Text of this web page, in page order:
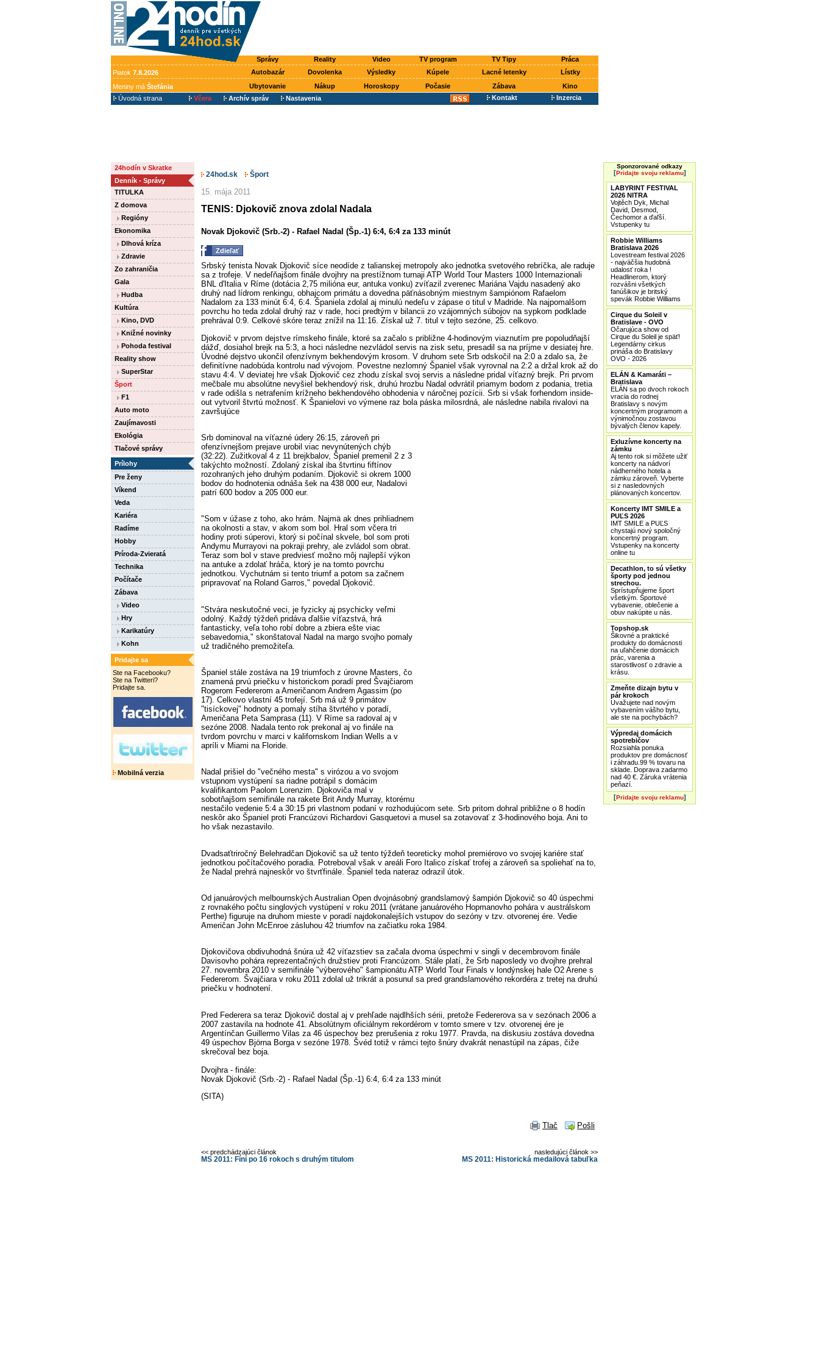
Správy Reality Video TV program TV Tipy
Práca
Piatok 7.8.2026 Autobazár Dovolenka Výsledky Kúpele Lacné letenky
Lístky
Meniny má Štefánia Ubytovanie Nákup Horoskopy Počasie Zábava
Kino
Úvodná strana
Včera Archív správ Nastavenia Kontakt Inzercia
24hodín v Skratke
Denník - Správy
TITULKA
Z domova
Regióny
Ekonomika
Dlhová kríza
Zdravie
Zo zahraničia
Gala
Hudba
Kultúra
Kino, DVD
Knižné novinky
Pohoda festival
Reality show
SuperStar
Šport
F1
Auto moto
Zaujímavosti
Ekológia
Tlačové správy
Prílohy
Pre ženy
Víkend
Veda
Kariéra
Radíme
Hobby
Príroda-Zvieratá
Technika
Počítače
Zábava
Video
Hry
Karikatúry
Kohn
Pridajte sa
Ste na Facebooku?
Ste na Twitteri?
Pridajte sa.
Mobilná verzia
24hod.sk Šport
15. mája 2011
TENIS: Djokovič znova zdolal Nadala
Novak Djokovič (Srb.-2) - Rafael Nadal (Šp.-1) 6:4, 6:4 za 133 minút
Zdieľať
Srbský tenista Novak Djokovič síce neodíde z talianskej metropoly ako jednotka svetového rebríčka, ale raduje
sa z trofeje. V nedeľňajšom finále dvojhry na prestížnom turnaji ATP World Tour Masters 1000 Internazionali
BNL d'Italia v Ríme (dotácia 2,75 milióna eur, antuka vonku) zvíťazil zverenec Mariána Vajdu nasadený ako
druhý nad lídrom renkingu, obhajcom primátu a dovedna päťnásobným miestnym šampiónom Rafaelom
Nadalom za 133 minút 6:4, 6:4. Španiela zdolal aj minulú nedeľu v zápase o titul v Madride. Na najpomalšom
povrchu ho teda zdolal druhý raz v rade, hoci predtým v bilancii zo vzájomných súbojov na sypkom podklade
prehrával 0:9. Celkové skóre teraz znížil na 11:16. Získal už 7. titul v tejto sezóne, 25. celkovo.
Djokovič v prvom dejstve rímskeho finále, ktoré sa začalo s približne 4-hodinovým viaznutím pre popoludňajší
dážď, dosiahol brejk na 5:3, a hoci následne nezvládol servis na zisk setu, presadil sa na príjme v desiatej hre.
Úvodné dejstvo ukončil ofenzívnym bekhendovým krosom. V druhom sete Srb odskočil na 2:0 a zdalo sa, že
definitívne nadobúda kontrolu nad vývojom. Povestne nezlomný Španiel však vyrovnal na 2:2 a držal krok až do
stavu 4:4. V deviatej hre však Djokovič cez zhodu získal svoj servis a následne pridal víťazný brejk. Pri prvom
mečbale mu absolútne nevyšiel bekhendový risk, druhú hrozbu Nadal odvrátil priamym bodom z podania, tretia
v rade odišla s netrafením krížneho bekhendového obhodenia v náročnej pozícii. Srb si však forhendom inside-
out vytvoril štvrtú možnosť. K Španielovi vo výmene raz bola páska milosrdná, ale následne nabila rivalovi na
završujúce
Srb dominoval na víťazné údery 26:15, zároveň pri
ofenzívnejšom prejave urobil viac nevynútených chýb
(32:22). Zužitkoval 4 z 11 brejkbalov, Španiel premenil 2 z 3
takýchto možností. Zdolaný získal iba štvrtinu fiftínov
rozohraných jeho druhým podaním. Djokovič si okrem 1000
bodov do hodnotenia odnáša šek na 438 000 eur, Nadalovi
patrí 600 bodov a 205 000 eur.
"Som v úžase z toho, ako hrám. Najmä ak dnes prihliadnem
na okolnosti a stav, v akom som bol. Hral som včera tri
hodiny proti súperovi, ktorý si počínal skvele, bol som proti
Andymu Murrayovi na pokraji prehry, ale zvládol som obrat.
Teraz som bol v stave predviesť možno môj najlepší výkon
na antuke a zdolať hráča, ktorý je na tomto povrchu
jednotkou. Vychutnám si tento triumf a potom sa začnem
pripravovať na Roland Garros," povedal Djokovič.
"Stvára neskutočné veci, je fyzicky aj psychicky veľmi
odolný. Každý týždeň pridáva ďalšie víťazstvá, hrá
fantasticky, veľa toho robí dobre a zbiera ešte viac
sebavedomia," skonštatoval Nadal na margo svojho pomaly
už tradičného premožiteľa.
Španiel stále zostáva na 19 triumfoch z úrovne Masters, čo
znamená prvú priečku v historickom poradí pred Švajčiarom
Rogerom Federerom a Američanom Andrem Agassim (po
17). Celkovo vlastní 45 trofejí. Srb má už 9 primátov
"tisíckovej" hodnoty a pomaly stíha štvrtého v poradí,
Američana Peta Samprasa (11). V Ríme sa radoval aj v
sezóne 2008. Nadala tento rok prekonal aj vo finále na
tvrdom povrchu v marci v kalifornskom Indian Wells a v
apríli v Miami na Floride.
Nadal prišiel do "večného mesta" s virózou a vo svojom
vstupnom vystúpení sa riadne potrápil s domácim
kvalifikantom Paolom Lorenzim. Djokoviča mal v
sobotňajšom semifinále na rakete Brit Andy Murray, ktorému
nestačilo vedenie 5:4 a 30:15 pri vlastnom podaní v rozhodujúcom sete. Srb pritom dohral približne o 8 hodín
neskôr ako Španiel proti Francúzovi Richardovi Gasquetovi a musel sa zotavovať z 3-hodinového boja. Ani to
ho však nezastavilo.
Dvadsaťtriročný Belehradčan Djokovič sa už tento týždeň teoreticky mohol premiérovo vo svojej kariére stať
jednotkou počítačového poradia. Potreboval však v areáli Foro Italico získať trofej a zároveň sa spoliehať na to,
že Nadal prehrá najneskôr vo štvrťfinále. Španiel teda nateraz odrazil útok.
Od januárových melbournských Australian Open dvojnásobný grandslamový šampión Djokovič so 40 úspechmi
z rovnakého počtu singlových vystúpení v roku 2011 (vrátane januárového Hopmanovho pohára v austrálskom
Perthe) figuruje na druhom mieste v poradí najdokonalejších vstupov do sezóny v tzv. otvorenej ére. Vedie
Američan John McEnroe zásluhou 42 triumfov na začiatku roka 1984.
Djokovičova obdivuhodná šnúra už 42 víťazstiev sa začala dvoma úspechmi v singli v decembrovom finále
Davisovho pohára reprezentačných družstiev proti Francúzom. Stále platí, že Srb naposledy vo dvojhre prehral
27. novembra 2010 v semifinále "výberového" šampionátu ATP World Tour Finals v londýnskej hale O2 Arene s
Federerom. Švajčiara v roku 2011 zdolal už trikrát a posunul sa pred grandslamového rekordéra z tretej na druhú
priečku v hodnotení.
Pred Federera sa teraz Djokovič dostal aj v prehľade najdlhších sérii, pretože Federerova sa v sezónach 2006 a
2007 zastavila na hodnote 41. Absolútnym oficiálnym rekordérom v tomto smere v tzv. otvorenej ére je
Argentínčan Guillermo Vilas za 46 úspechov bez prerušenia z roku 1977. Pravda, na diskusiu zostáva dovedna
49 úspechov Björna Borga v sezóne 1978. Švéd totiž v rámci tejto šnúry dvakrát nenastúpil na zápas, čiže
skrečoval bez boja.
Dvojhra - finále:
Novak Djokovič (Srb.-2) - Rafael Nadal (Šp.-1) 6:4, 6:4 za 133 minút
(SITA)
Tlač Pošli
nasledujúci článok >>
MS 2011: Historická medailová tabuľka
<< predchádzajúci článok
MS 2011: Fíni po 16 rokoch s druhým titulom
Sponzorované odkazy
[Pridajte svoju reklamu]
LABYRINT FESTIVAL
2026 NITRA
Vojtěch Dyk, Michal
David, Desmod,
Čechomor a ďaľší.
Vstupenky tu
Robbie Williams
Bratislava 2026
Lovestream festival 2026
- najväčšia hudobná
udalosť roka !
Headlinerom, ktorý
rozvášni všetkých
fanúšikov je britský
spevák Robbie Williams
Cirque du Soleil v
Bratislave - OVO
Očarujúca show od
Cirque du Soleil je späť!
Legendárny cirkus
prináša do Bratislavy
OVO - 2026
ELÁN & Kamaráti –
Bratislava
ELÁN sa po dvoch rokoch
vracia do rodnej
Bratislavy s novým
koncertným programom a
výnimočnou zostavou
bývalých členov kapely.
Exluzívne koncerty na
zámku
Aj tento rok si môžete užiť
koncerty na nádvorí
nádherného hotela a
zámku zároveň. Vyberte
si z nasledovných
plánovaných koncertov.
Koncerty IMT SMILE a
PUĽS 2026
IMT SMILE a PUĽS
chystajú nový spoločný
koncertný program.
Vstupenky na koncerty
online tu
Decathlon, to sú všetky
športy pod jednou
strechou.
Sprístupňujeme šport
všetkým. Športové
vybavenie, oblečenie a
obuv nakúpite u nás.
Topshop.sk
Šikovné a praktické
produkty do domácnosti
na uľahčenie domácich
prác, varenia a
starostlivosť o zdravie a
krásu.
Zmeňte dizajn bytu v
pár krokoch
Uvažujete nad novým
vybavením vášho bytu,
ale ste na pochybách?
Výpredaj domácich
spotrebičov
Rozsiahla ponuka
produktov pre domácnosť
i záhradu.99 % tovaru na
sklade. Doprava zadarmo
nad 40 €. Záruka vrátenia
peňazí.
[Pridajte svoju reklamu]